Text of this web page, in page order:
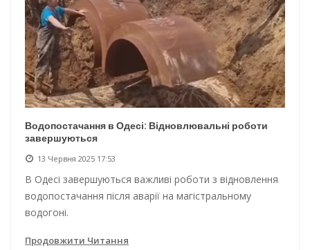
Водопостачання в Одесі: Відновлювальні роботи
завершуються
13 Червня 2025 17:53
В Одесі завершуються важливі роботи з відновлення
водопостачання після аварії на магістральному
водогоні.
Продовжити Читання